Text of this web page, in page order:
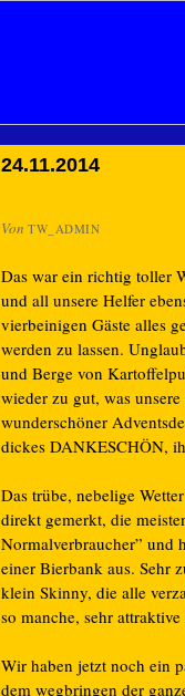
24.11.2014
Von TW_ADMIN
Das war ein richtig toller
und all unsere Helfer
vierbeinigen Gäste alles
werden zu lassen.
und Berge von
wieder zu gut, was
wunderschöner
dickes DANKESCHÖN,
Das trübe, nebelige
direkt gemerkt, die
Normalverbraucher” und
einer Bierbank aus. Sehr
klein Skinny, die alle
so manche, sehr
Wir haben jetzt noch ein
dem wegbringen der